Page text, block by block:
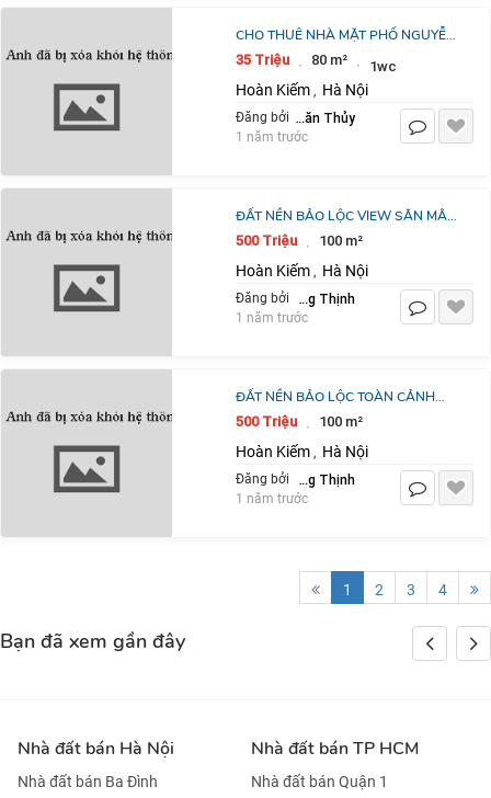
CHO THUÊ NHÀ MẶT PHỐ NGUYỄN
GIA THIỀU,HOÀN KIẾM 80M2 MẶT
TIỀN 9M,GIÁ THUÊ 35TR/TH
35 Triệu · 80 m² · 1wc
Hoàn Kiếm , Hà Nội
Đăng bởi Nguyễn Văn Thủy
1 năm trước
ĐẤT NỀN BẢO LỘC VIEW SĂN MÂY
SIÊU CHILL – MUA ĐẤT “SỐNG ẢO”
CHUẨN STYLE GEN Z
500 Triệu · 100 m²
Hoàn Kiếm , Hà Nội
Đăng bởi Đặng Hoàng Thịnh
1 năm trước
ĐẤT NỀN BẢO LỘC TOÀN CẢNH
MÂY TRỜI HÙNG VĨ – MUA ĐẤT
“SỐNG ẢO” CHẤT NHƯ GEN Z
500 Triệu · 100 m²
Hoàn Kiếm , Hà Nội
Đăng bởi Đặng Hoàng Thịnh
1 năm trước
1 2 3 4
Bạn đã xem gần đây
Nhà đất bán Hà Nội
Nhà đất bán Ba Đình
Nhà đất bán TP HCM
Nhà đất bán Quận 1